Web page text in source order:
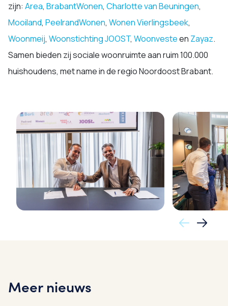
zijn: Area, BrabantWonen, Charlotte van Beuningen,
Mooiland, PeelrandWonen, Wonen Vierlingsbeek,
Woonmeij, Woonstichting JOOST, Woonvesteen Zayaz.
Samen bieden zij sociale woonruimte aan ruim 100.000
huishoudens, met name in de regio Noordoost Brabant.
Meer nieuws